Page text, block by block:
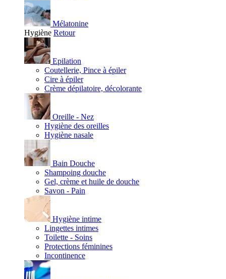
Mélatonine
Hygiène Retour
Epilation
Coutellerie, Pince à épiler
Cire à épiler
Crème dépilatoire, décolorante
Oreille - Nez
Hygiène des oreilles
Hygiène nasale
Bain Douche
Shampoing douche
Gel, crème et huile de douche
Savon - Pain
Hygiène intime
Lingettes intimes
Toilette - Soins
Protections féminines
Incontinence